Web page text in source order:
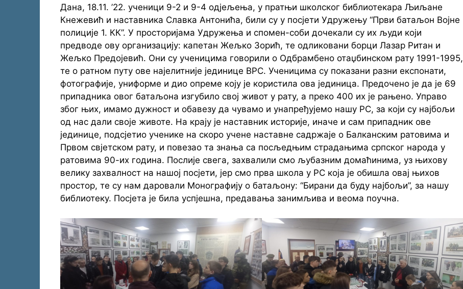
Дана, 18.11. ’22. ученици 9-2 и 9-4 одјељења, у пратњи школског библиотекара Љиљане
Кнежевић и наставника Славка Антонића, били су у посјети Удружењу “Први батаљон Војне
полиције 1. КК”. У просторијама Удружења и спомен-соби дочекали су их људи који
предводе ову организацију: капетан Жељко Зорић, те одликовани борци Лазар Ритан и
Жељко Предојевић. Они су ученицима говорили о Одбрамбено отаџбинском рату 1991-1995,
те о ратном путу ове најелитније јединице ВРС. Ученицима су показани разни експонати,
фотографије, униформе и дио опреме коју је користила ова јединица. Предочено је да је 69
припадника овог батаљона изгубило свој живот у рату, а преко 400 их је рањено. Управо
због њих, имамо дужност и обавезу да чувамо и унапређујемо нашу РС, за који су најбољи
од нас дали своје животе. На крају је наставник историје, иначе и сам припадник ове
јединице, подсјетио ученике на скоро учене наставне садржаје о Балканским ратовима и
Првом свјетском рату, и повезао та знања са посљедњим страдањима српског народа у
ратовима 90-их година. Послије свега, захвалили смо љубазним домаћинима, уз њихову
велику захвалност на нашој посјети, јер смо прва школа у РС која је обишла овај њихов
простор, те су нам даровали Монографију о батаљону: “Бирани да буду најбољи”, за нашу
библиотеку. Посјета је била успјешна, предавања занимљива и веома поучна.